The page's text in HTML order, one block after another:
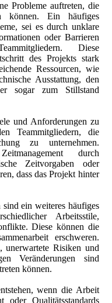
Probleme auftreten, die
können. Ein häufiges
sei es durch unklare
oder Barrieren
Diese
des Projekts stark
Ressourcen, wie
Ausstattung, den
sogar zum Stillstand
und Anforderungen zu
Teammitgliedern, die
zu unternehmen.
durch
Zeitvorgaben oder
dass das Projekt hinter
ein weiteres häufiges
Arbeitsstile,
Diese können die
erschweren.
unerwartete Risiken und
Veränderungen sind
können.
wenn die Arbeit
oder Qualitätsstandards